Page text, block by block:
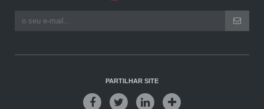
PARTILHAR SITE